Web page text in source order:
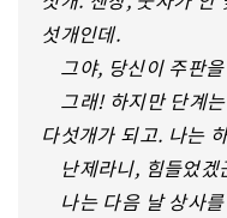
섯개인데.
그야, 당신이 주판
그래! 하지만 단계
다섯개가 되고. 나는
난제라니, 힘들었겠
나는 다음 날 상사